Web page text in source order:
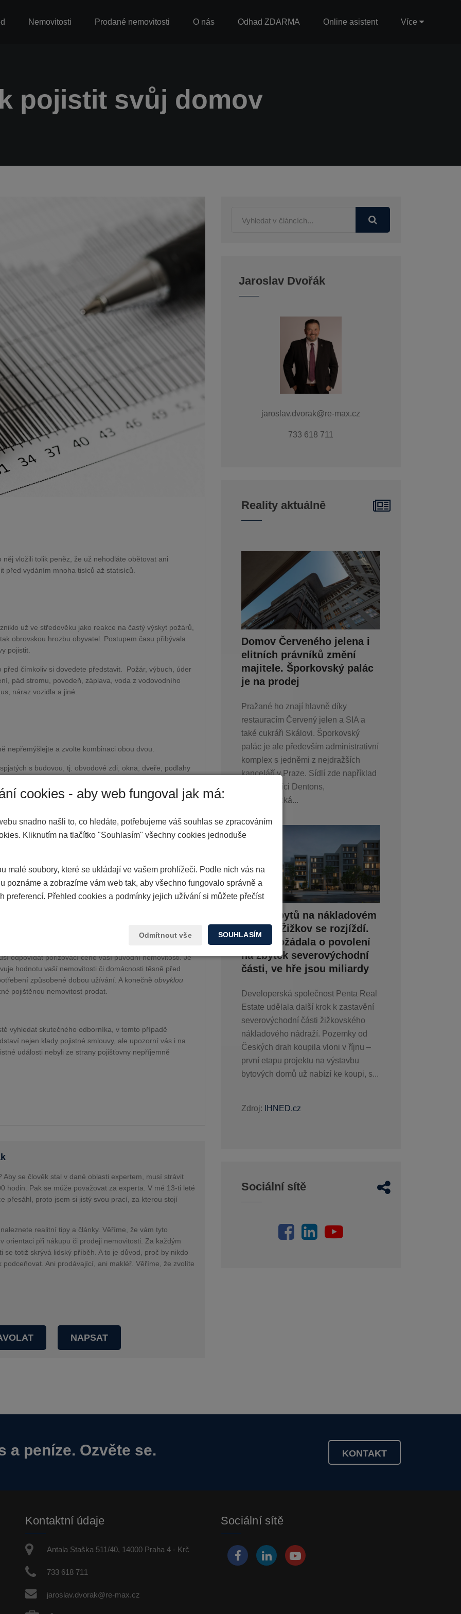
Nemovitosti Prodané nemovitosti O nás Odhad ZDARMA Online asistent Více
pojistit svůj domov
vložili tolik peněz, že už nehodláte obětovat ani
před vydáním mnoha tisíců až statisíců.
už ve středověku jako reakce na častý výskyt požárů,
obrovskou hrozbu obyvatel. Postupem času přibývala
pojistit.
před čímkoliv si dovedete představit.
Požár, výbuch, úder
pád stromu, povodeň, záplava, voda z vodovodního
náraz vozidla a jiné.
nepřemýšlejte a zvolte kombinaci obou dvou.
s budovou, tj. obvodové zdi, okna, dveře, podlahy
veškeré vybavení domu nebo bytu, tedy
je nábytek, koberce, elektronika, osobní věci. To
a v případě požáru vám pojišťovna uhradí škodu
budete muset nakoupit celé zařízení domácnosti. To
ale také na nově budovanou. Pokud tedy stavíte,
domů a bytů si dále můžete nechat pojistit bytový
Garáž, zahradní domek, bazén, oplocení apod. budou
domov necháte pojistit. Pojišťovny vám nabídnou hned tři
odpovídat pořizovací ceně vaší původní nemovitosti. Je
hodnotu vaší nemovitosti či domácnosti těsně před
způsobené dobou užívání. A konečně obvyklou
pojištěnou nemovitost prodat.
vyhledat skutečného odborníka, v tomto případě
nejen klady pojistné smlouvy, ale upozorní vás i na
události nebyli ze strany pojišťovny nepříjemně
se člověk stal v dané oblasti expertem, musí strávit
hodin. Pak se může považovat za experta. V mé 13-ti leté
přesáhl, proto jsem si jistý svou prací, za kterou stojí
realitní tipy a články. Věříme, že vám tyto
orientaci při nákupu či prodeji nemovitosti. Za každým
se totiž skrývá lidský příběh. A to je důvod, proč by nikdo
podceňovat. Ani prodávající, ani makléř. Věříme, že zvolíte
NAPSAT
Jaroslav Dvořák
jaroslav.dvorak@re-max.cz
733 618 711
Reality aktuálně
Domov Červeného jelena i
elitních právníků změní
majitele. Šporkovský palác
je na prodej
Pražané ho znají hlavně díky
restauracím Červený jelen a SIA a
také cukráři Skálovi. Šporkovský
palác je ale především administrativní
komplex s jedněmi z nejdražších
kanceláří v Praze. Sídlí zde například
elitní právníci Dentons,
farmaceutická...
Stavba bytů na nákladovém
nádraží Žižkov se rozjíždí.
Penta požádala o povolení
na zbytek severovýchodní
části, ve hře jsou miliardy
Developerská společnost Penta Real
Estate udělala další krok k zastavění
severovýchodní části žižkovského
nákladového nádraží. Pozemky od
Českých drah koupila vloni v říjnu –
první etapu projektu na výstavbu
bytových domů už nabízí ke koupi, s...
Zdroj: IHNED.cz
Sociální sítě
a peníze. Ozvěte se. KONTAKT
Kontaktní údaje
Antala Staška 511/40, 14000 Praha 4 - Krč
733 618 711
jaroslav.dvorak@re-max.cz
Sociální sítě
cookies - aby web fungoval jak má:
snadno našli to, co hledáte, potřebujeme váš souhlas se zpracováním
Kliknutím na tlačítko "Souhlasím" všechny cookies jednoduše
malé soubory, které se ukládají ve vašem prohlížeči. Podle nich vás na
poznáme a zobrazíme vám web tak, aby všechno fungovalo správně a
preferencí. Přehled cookies a podmínky jejich užívání si můžete přečíst
SOUHLASÍM
Odmítnout vše